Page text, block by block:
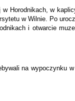
Horodnikach, w
w Wilnie. Po
i otwarcie
na wypoczynku